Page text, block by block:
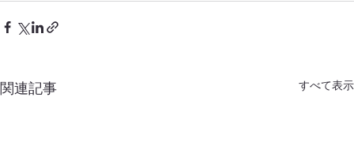
関連記事 すべて表示